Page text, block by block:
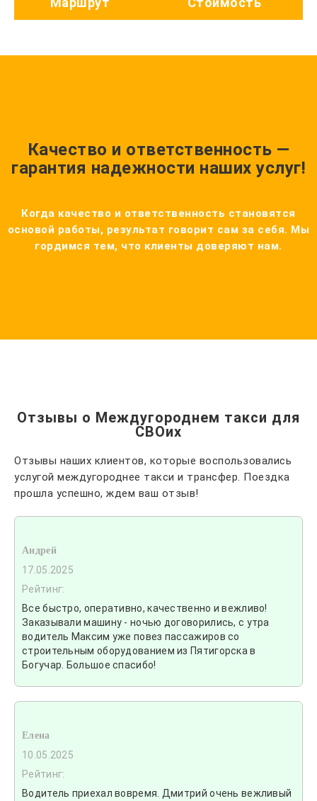
Качество и ответственность —
гарантия надежности наших услуг!
Когда качество и ответственность становятся
основой работы, результат говорит сам за себя. Мы
гордимся тем, что клиенты доверяют нам.
Отзывы о Междугороднем такси для
СВОих
Отзывы наших клиентов, которые воспользовались
услугой междугороднее такси и трансфер. Поездка
прошла успешно, ждем ваш отзыв!
Андрей
17.05.2025
Рейтинг:
Все быстро, оперативно, качественно и вежливо!
Заказывали машину - ночью договорились, с утра
водитель Максим уже повез пассажиров со
строительным оборудованием из Пятигорска в
Богучар. Большое спасибо!
Елена
10.05.2025
Рейтинг:
Водитель приехал вовремя. Дмитрий очень вежливый